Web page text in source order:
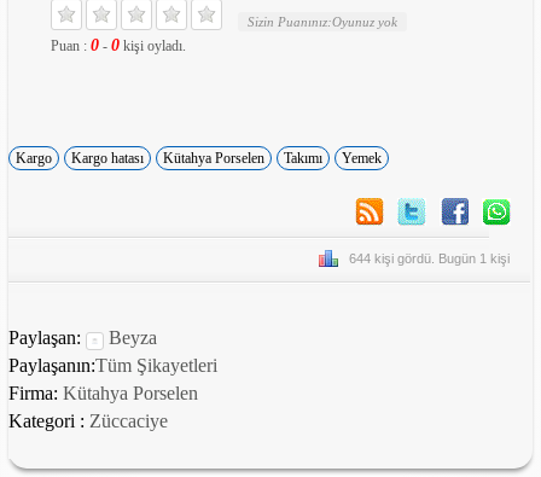
Sizin Puanınız:Oyunuz yok
Puan : 0- 0kişi oyladı.
Kargo Kargo hatası Kütahya Porselen Takımı Yemek
644 kişi gördü. Bugün 1 kişi
Paylaşan:
Beyza
Paylaşanın:Tüm Şikayetleri
Firma: Kütahya Porselen
Kategori : Züccaciye